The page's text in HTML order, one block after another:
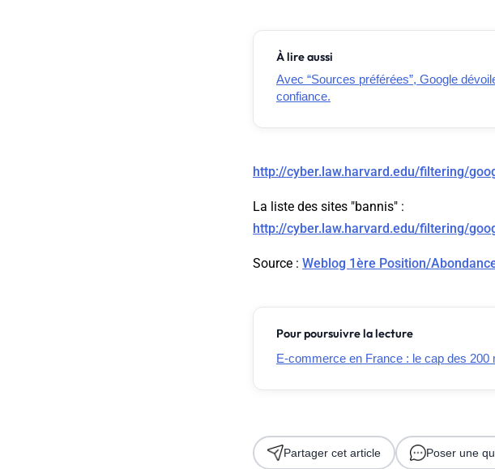
À lire aussi
Avec “Sources préférées”, Google
confiance.
http://cyber.law.harvard.edu/filtering/
La liste des sites "bannis" :
http://cyber.law.harvard.edu/filtering/
Source : Weblog 1ère Position/
Pour poursuivre la lecture
E-commerce en France : le cap des 200
Partager cet article Poser une